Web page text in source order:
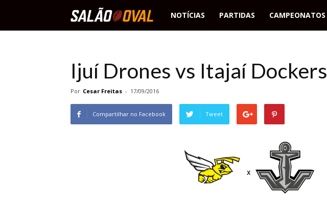
Salão
NOTÍCIAS PARTIDAS CAMPEONATOS
Ijuí Drones vs Itajaí Dockers
Por Cesar Freitas - 17/09/2016
Compartilhar no Facebook Tweet
x